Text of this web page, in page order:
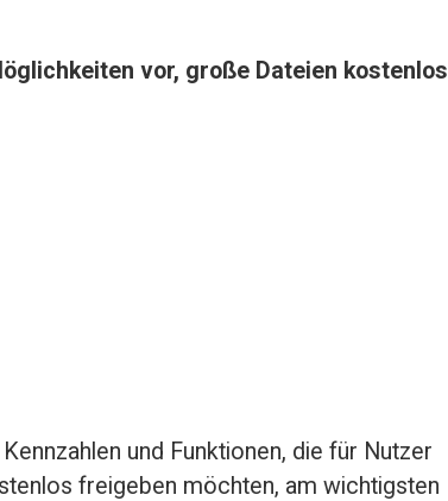
vor, große Dateien kostenlos
und Funktionen, die für Nutzer
freigeben möchten, am wichtigsten